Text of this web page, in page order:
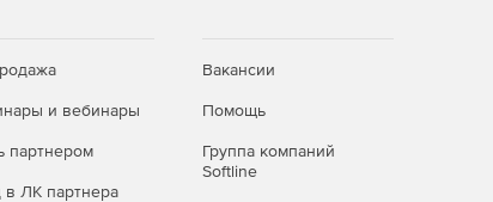
и вебинары
партнером
в ЛК партнера
Вакансии
Помощь
Группа компаний
Softline